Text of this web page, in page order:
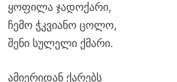
ყოფილა ჯადოქარი,
ჩემო ჭკვიანო ცოლო,
შენი სულელი ქმარი.
ამიერიდან ქარებს